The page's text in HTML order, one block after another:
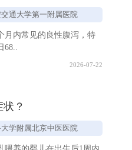
通大学第一附属医院
月内常见的良性腹泻，特
2026-07-22
？
学附属北京中医医院
喂养的婴儿在出生后1周内